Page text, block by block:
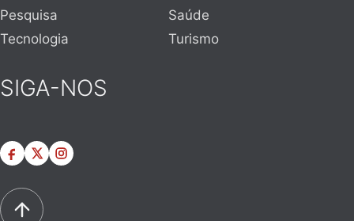
Pesquisa
Saúde
Tecnologia
Turismo
SIGA-NOS